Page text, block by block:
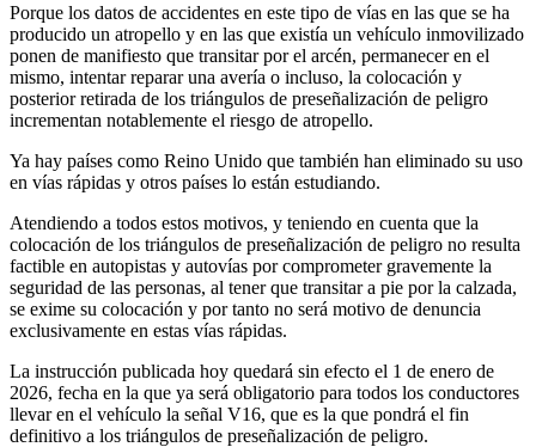
Porque los datos de accidentes en este tipo de vías en las que se ha
producido un atropello y en las que existía un vehículo inmovilizado
ponen de manifiesto que transitar por el arcén, permanecer en el
mismo, intentar reparar una avería o incluso, la colocación y
posterior retirada de los triángulos de preseñalización de peligro
incrementan notablemente el riesgo de atropello.
Ya hay países como Reino Unido que también han eliminado su uso
en vías rápidas y otros países lo están estudiando.
Atendiendo a todos estos motivos, y teniendo en cuenta que la
colocación de los triángulos de preseñalización de peligro no resulta
factible en autopistas y autovías por comprometer gravemente la
seguridad de las personas, al tener que transitar a pie por la calzada,
se exime su colocación y por tanto no será motivo de denuncia
exclusivamente en estas vías rápidas.
La instrucción publicada hoy quedará sin efecto el 1 de enero de
2026, fecha en la que ya será obligatorio para todos los conductores
llevar en el vehículo la señal V16, que es la que pondrá el fin
definitivo a los triángulos de preseñalización de peligro.